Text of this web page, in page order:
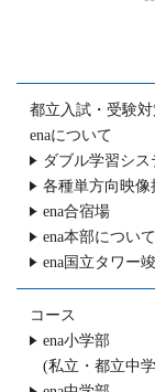
都立入試・受験
enaについて
ダブル学習シス
各種単方向映像
ena合宿場
ena本部について
ena国立タワー
コース
ena小学部
(私立・都立中